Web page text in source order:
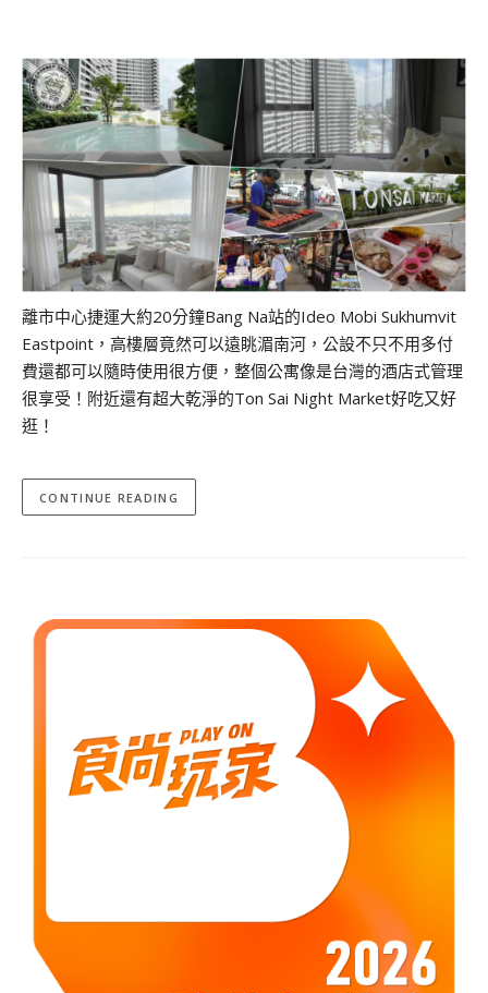
離市中心捷運大約20分鐘Bang Na站的Ideo Mobi Sukhumvit
Eastpoint，高樓層竟然可以遠眺湄南河，公設不只不用多付
費還都可以隨時使用很方便，整個公寓像是台灣的酒店式管理
很享受！附近還有超大乾淨的Ton Sai Night Market好吃又好
逛！
CONTINUE READING